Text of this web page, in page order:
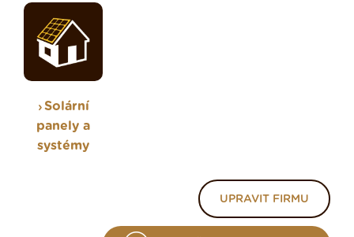
Solární
panely a
systémy
UPRAVIT FIRMU